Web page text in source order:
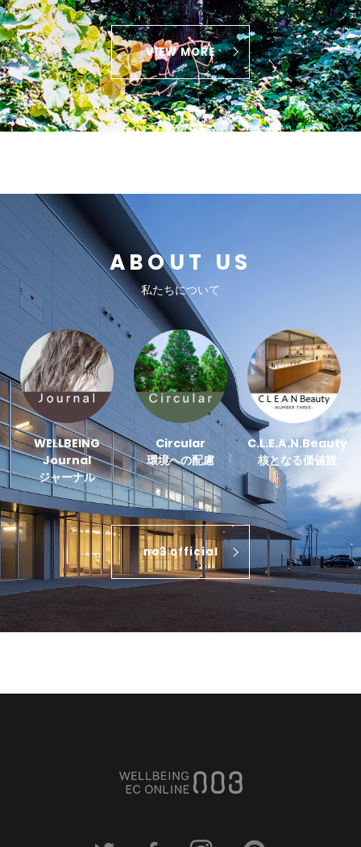
VIEW MORE
ABOUT US
私たちについて
WELLBEING
Journal
ジャーナル
Circular
環境への配慮
C.L.E.A.N.Beauty
核となる価値観
no3 official